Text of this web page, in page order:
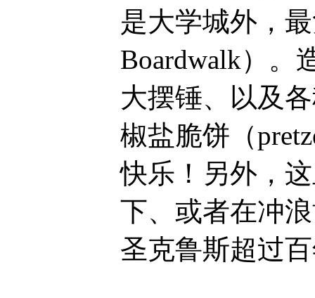
是大学城外，
Boardwalk）。
大摆锤、以及
椒盐脆饼（
快乐！另外，
下、或者在冲浪
圣克鲁斯超过